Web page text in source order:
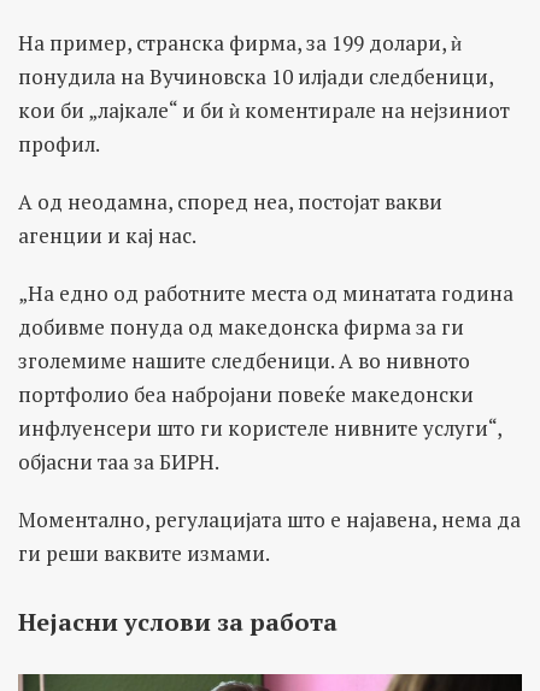
На пример, странска фирма, за 199 долари, ѝ
понудила на Вучиновска 10 илјади следбеници,
кои би „лајкале“ и би ѝ коментирале на нејзиниот
профил.
А од неодамна, според неа, постојат вакви
агенции и кај нас.
„На едно од работните места од минатата година
добивме понуда од македонска фирма за ги
зголемиме нашите следбеници. А во нивното
портфолио беа набројани повеќе македонски
инфлуенсери што ги користеле нивните услуги“,
објасни таа за БИРН.
Моментално, регулацијата што е најавена, нема да
ги реши ваквите измами.
Нејасни услови за работа